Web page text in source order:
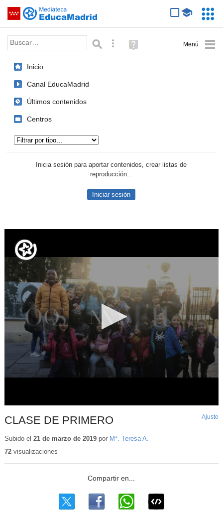
Saltar navegación
Palabra o frase: Búsqueda avanzada
Ayuda
(en
Inicio
Canal EducaMadrid
Últimos contenidos
Centros
Inicia sesión para aportar contenidos, crear listas de
reproducción...
Iniciar sesión
CLASE DE PRIMERO Ajuste
Subido el 21 de marzo de 2019por Mª. Teresa A.
72visualizaciones